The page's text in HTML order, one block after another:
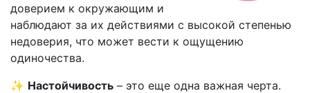
доверием к окружающим и
наблюдают за их действиями с высокой степенью
недоверия, что может вести к ощущению
одиночества.
✨ Настойчивость – это еще одна важная черта.